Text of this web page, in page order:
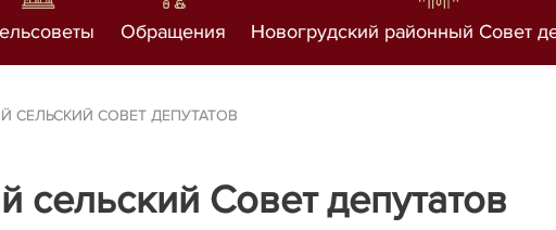
Обращения Новогрудский районный Совет
СЕЛЬСКИЙ СОВЕТ ДЕПУТАТОВ
сельский Совет депутатов